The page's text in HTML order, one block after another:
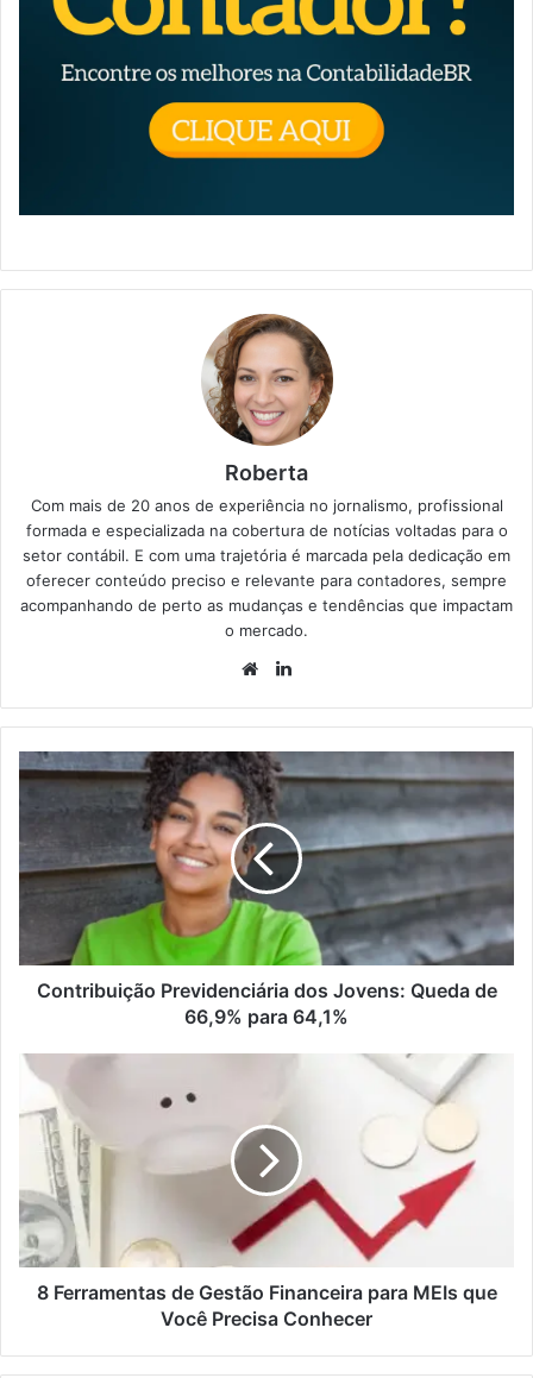
Roberta
Com mais de 20 anos de experiência no jornalismo, profissional
formada e especializada na cobertura de notícias voltadas para o
setor contábil. E com uma trajetória é marcada pela dedicação em
oferecer conteúdo preciso e relevante para contadores, sempre
acompanhando de perto as mudanças e tendências que impactam
o mercado.
Contribuição Previdenciária dos Jovens: Queda de
66,9% para 64,1%
8 Ferramentas de Gestão Financeira para MEIs que
Você Precisa Conhecer